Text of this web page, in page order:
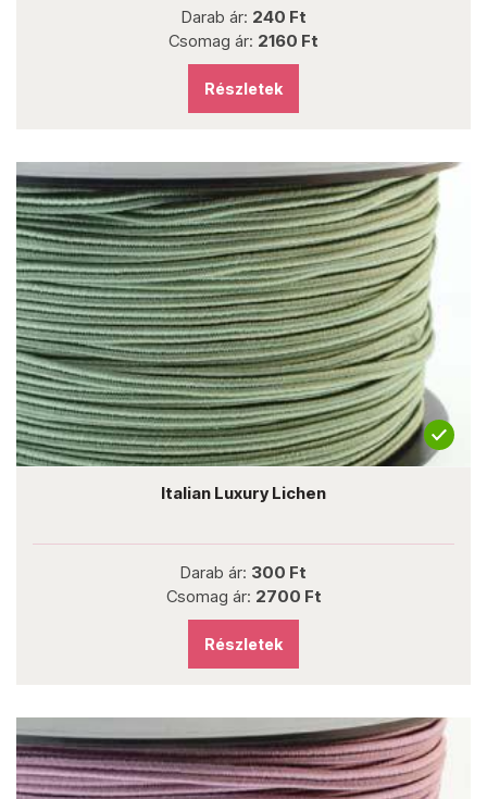
Darab ár: 240 Ft
Csomag ár: 2160 Ft
Részletek
Italian Luxury Lichen
Darab ár: 300 Ft
Csomag ár: 2700 Ft
Részletek